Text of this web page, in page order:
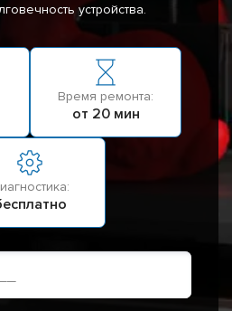
устройства.
Время ремонта:
от 20 мин